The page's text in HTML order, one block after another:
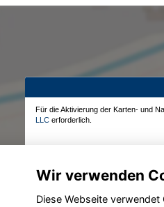
Für die Aktivierung der Karten- und
LLC erforderlich.
Wir verwenden
Diese Webseite